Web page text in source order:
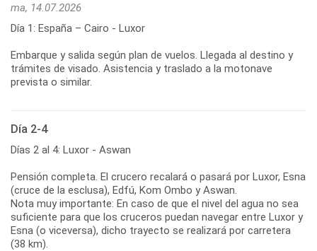
ma, 14.07.2026
Día 1: España – Cairo - Luxor
Embarque y salida según plan de vuelos. Llegada al destino y
trámites de visado. Asistencia y traslado a la motonave
prevista o similar.
Día 2-4
Días 2 al 4: Luxor - Aswan
Pensión completa. El crucero recalará o pasará por Luxor, Esna
(cruce de la esclusa), Edfú, Kom Ombo y Aswan.
Nota muy importante: En caso de que el nivel del agua no sea
suficiente para que los cruceros puedan navegar entre Luxor y
Esna (o viceversa), dicho trayecto se realizará por carretera
(38 km).